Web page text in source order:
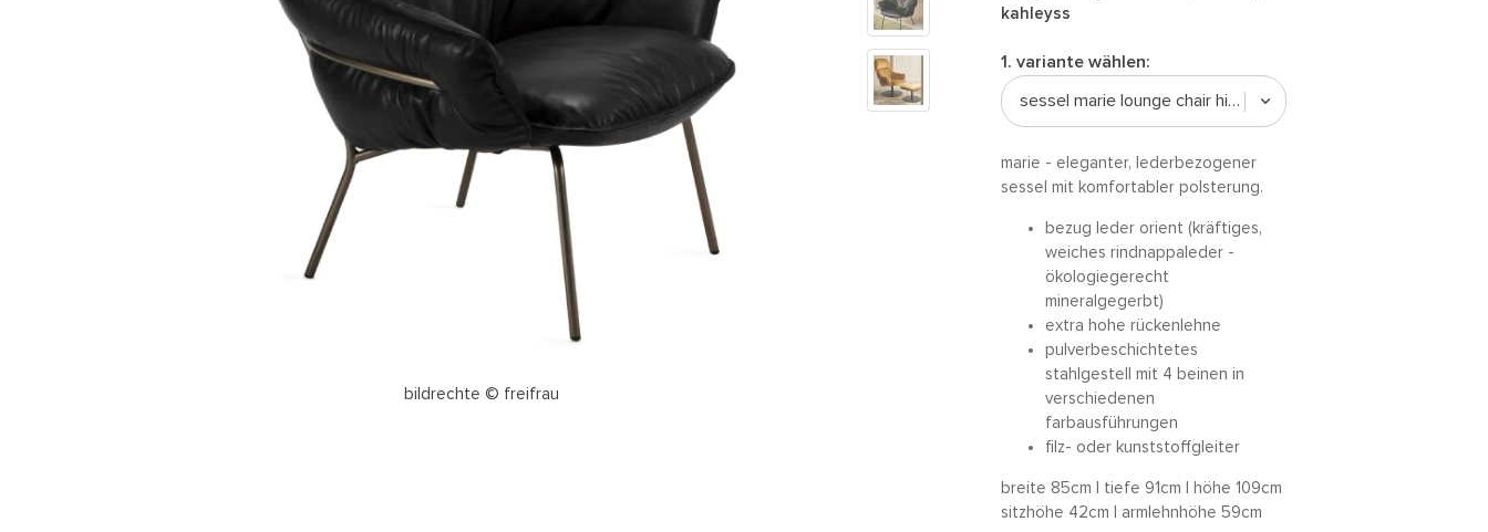
bildrechte © freifrau
kahleyss
1. variante wählen:
sessel marie lounge chair high | leder orient
marie - eleganter, lederbezogener
sessel mit komfortabler polsterung.
bezug leder orient (kräftiges,
weiches rindnappaleder -
ökologiegerecht
mineralgegerbt)
extra hohe rückenlehne
pulverbeschichtetes
stahlgestell mit 4 beinen in
verschiedenen
farbausführungen
filz- oder kunststoffgleiter
breite 85cm | tiefe 91cm | höhe 109cm
sitzhöhe 42cm | armlehnhöhe 59cm